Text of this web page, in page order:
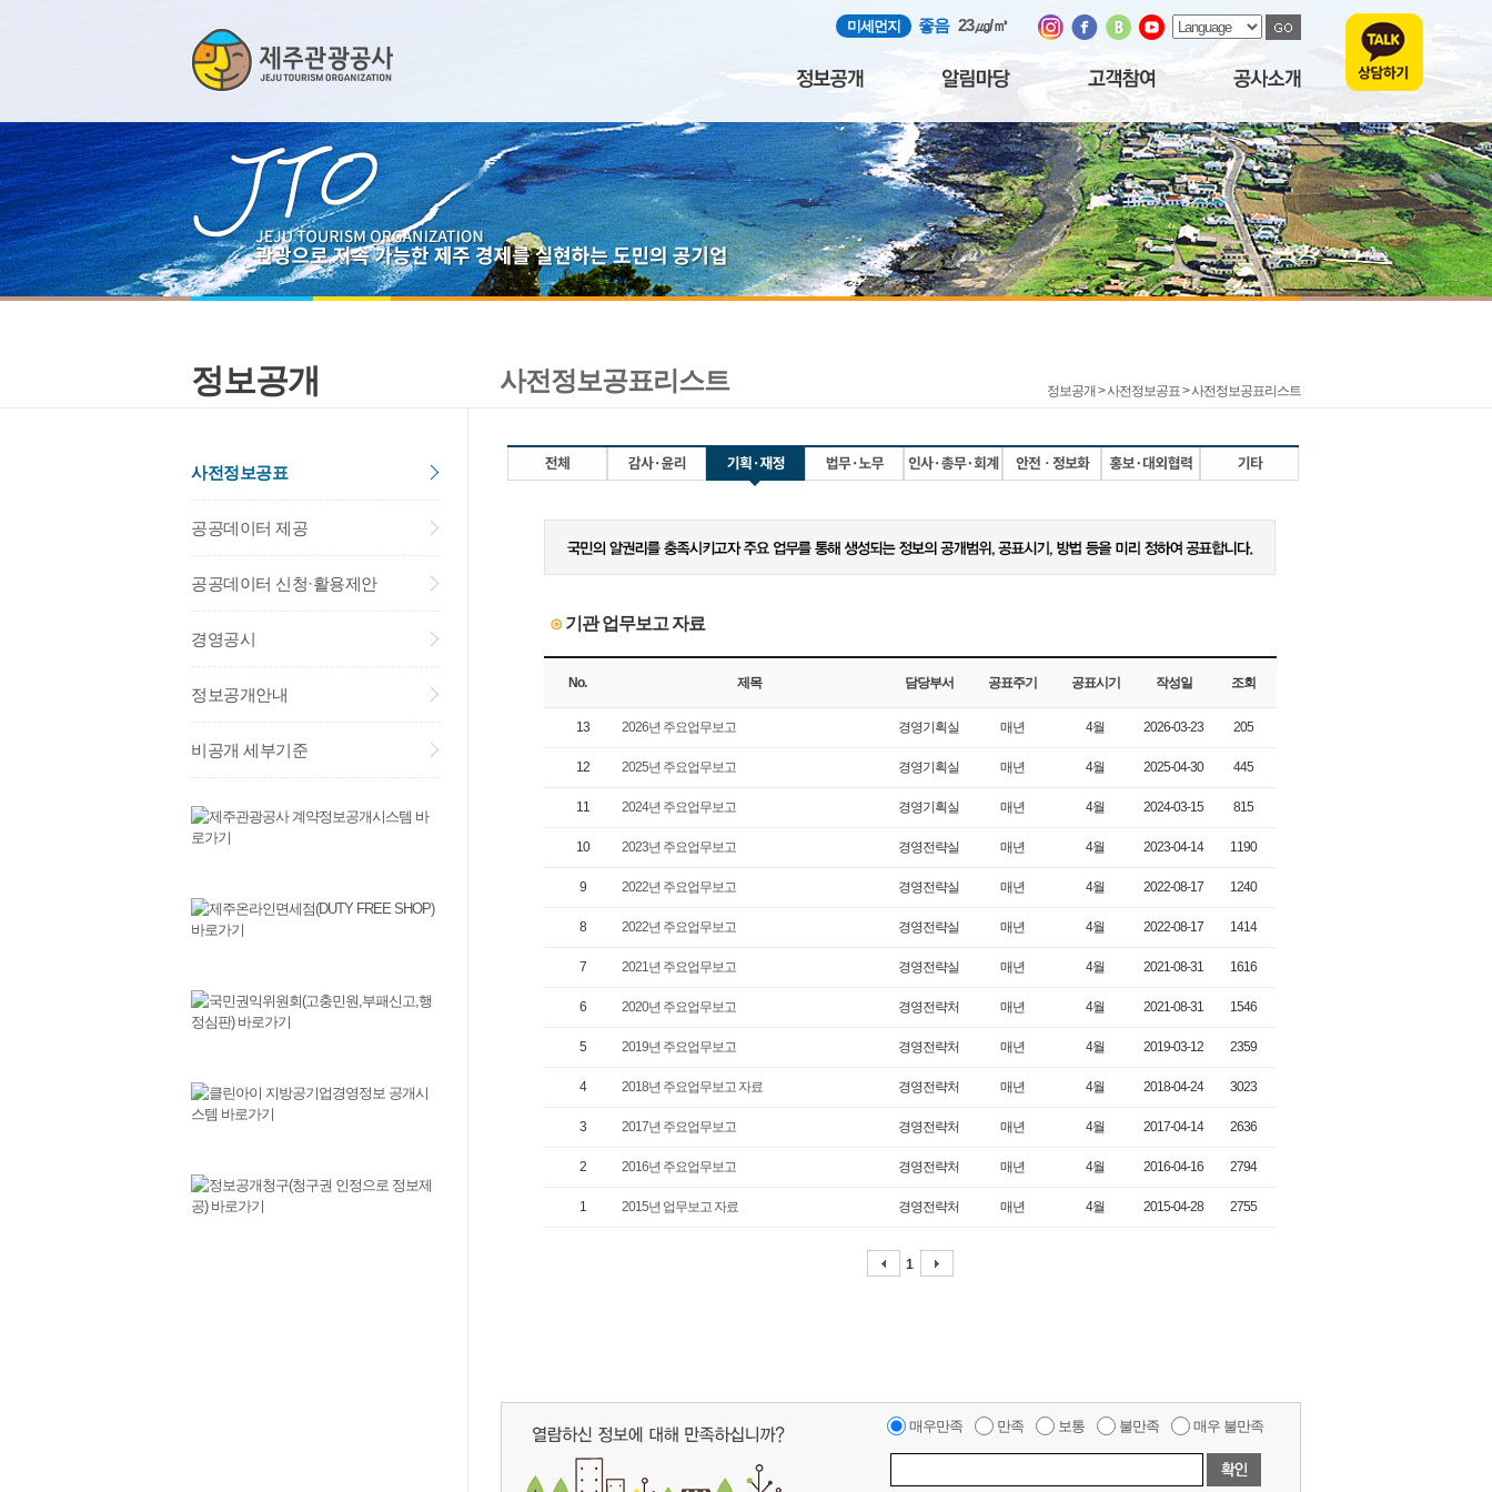
미세먼지 좋음 23㎍/㎥
정보공개
사전정보공표
공공데이터 제공
공공데이터 신청·활용제안
경영공시
정보공개안내
비공개 세부기준
정보공개 > 사전정보공표 >사전정보공표리스트
사전정보공표리스트
⊙ 기관 업무보고 자료
No. 제목 담당부서 공표주기 공표시기 작성일 조회
13 2026년 주요업무보고 경영기획실 매년 4월 2026-03-23 205
12 2025년 주요업무보고 경영기획실 매년 4월 2025-04-30 445
11 2024년 주요업무보고 경영기획실 매년 4월 2024-03-15 815
10 2023년 주요업무보고 경영전략실 매년 4월 2023-04-14 1190
9 2022년 주요업무보고 경영전략실 매년 4월 2022-08-17 1240
8 2022년 주요업무보고 경영전략실 매년 4월 2022-08-17 1414
7 2021년 주요업무보고 경영전략실 매년 4월 2021-08-31 1616
6 2020년 주요업무보고 경영전략처 매년 4월 2021-08-31 1546
5 2019년 주요업무보고 경영전략처 매년 4월 2019-03-12 2359
4 2018년 주요업무보고 자료 경영전략처 매년 4월 2018-04-24 3023
3 2017년 주요업무보고 경영전략처 매년 4월 2017-04-14 2636
2 2016년 주요업무보고 경영전략처 매년 4월 2016-04-16 2794
1 2015년 업무보고 자료 경영전략처 매년 4월 2015-04-28 2755
1
매우만족 만족 보통 불만족 매우 불만족